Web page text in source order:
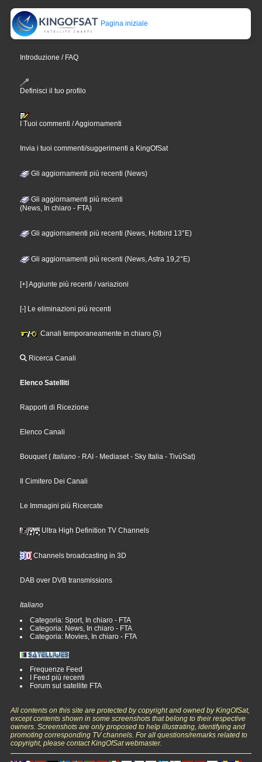
Pagina iniziale
Introduzione / FAQ
Definisci il tuo profilo
I Tuoi commenti / Aggiornamenti
Invia i tuoi commenti/suggerimenti a KingOfSat
Gli aggiornamenti più recenti (News)
Gli aggiornamenti più recenti
(News, In chiaro - FTA)
Gli aggiornamenti più recenti (News, Hotbird 13°E)
Gli aggiornamenti più recenti (News, Astra 19,2°E)
[+] Aggiunte più recenti / variazioni
[-] Le eliminazioni più recenti
Canali temporaneamente in chiaro (5)
Ricerca Canali
Elenco Satelliti
Rapporti di Ricezione
Elenco Canali
Bouquet( Italiano - RAI - Mediaset- Sky Italia - TivùSat)
Il Cimitero Dei Canali
Le Immagini più Ricercate
Ultra High Definition TV Channels
Channels broadcasting in 3D
DAB over DVB transmissions
Italiano
Categoria: Sport, In chiaro - FTA
Categoria: News, In chiaro - FTA
Categoria: Movies, In chiaro - FTA
Frequenze Feed
I Feed più recenti
Forum sul satellite FTA
All contents on this site are protected by copyright and owned by KingOfSat,
except contents shown in some screenshots that belong to their respective
owners. Screenshots are only proposed to help illustrating, identifying and
promoting corresponding TV channels. For all questions/remarks related to
copyright, please contact KingOfSat webmaster.